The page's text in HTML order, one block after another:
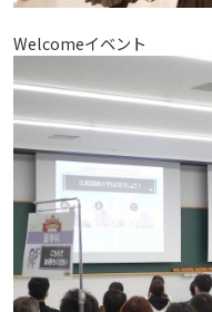
Welcomeイベント